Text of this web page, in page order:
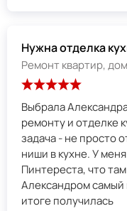
Нужна отделка
Ремонт квартир,
Выбрала
ремонту и отделке
задача - не просто
ниши в кухне. У меня было много разных вариантов с
Пинтереста, что
Александром самый
итоге получилась